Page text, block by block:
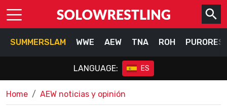
SUMMERSLAM WWE AEW TNA ROH
LANGUAGE: ES
Home AEW noticias y opinión